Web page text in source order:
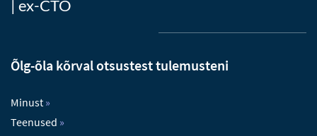
| ex-CTO
Õlg-õla kõrval otsustest tulemusteni
Minust »
Teenused »